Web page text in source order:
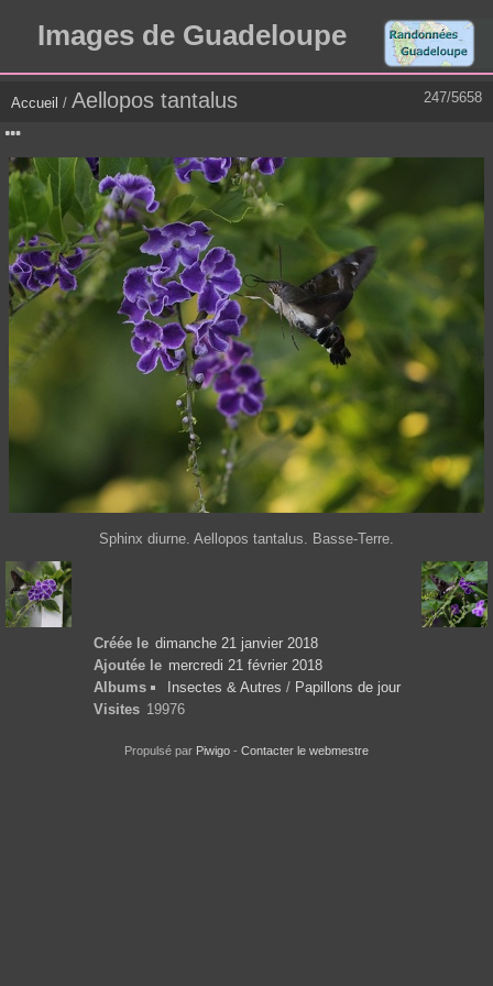
Images de Guadeloupe
247/5658
Accueil / Aellopos tantalus
Sphinx diurne. Aellopos tantalus. Basse-Terre.
Créée le dimanche 21 janvier 2018
Ajoutée le mercredi 21 février 2018
Albums
Insectes & Autres / Papillons de jour
Visites 19976
Propulsé par Piwigo - Contacter le webmestre